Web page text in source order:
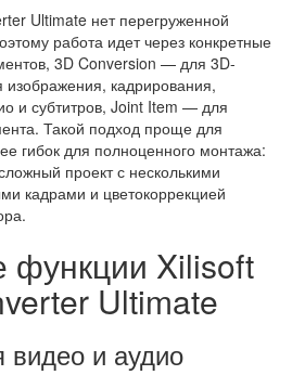
Ultimate нет перегруженной
работа идет через конкретные
3D Conversion — для 3D-
кадрирования,
и субтитров, Joint Item — для
Такой подход проще для
гибок для полноценного монтажа:
проект с несколькими
кадрами и цветокоррекцией
функции Xilisoft
Ultimate
видео и аудио